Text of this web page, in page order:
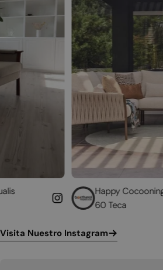
Happy Cocooning Lagune Redondo
60 Teca
Visita Nuestro Instagram